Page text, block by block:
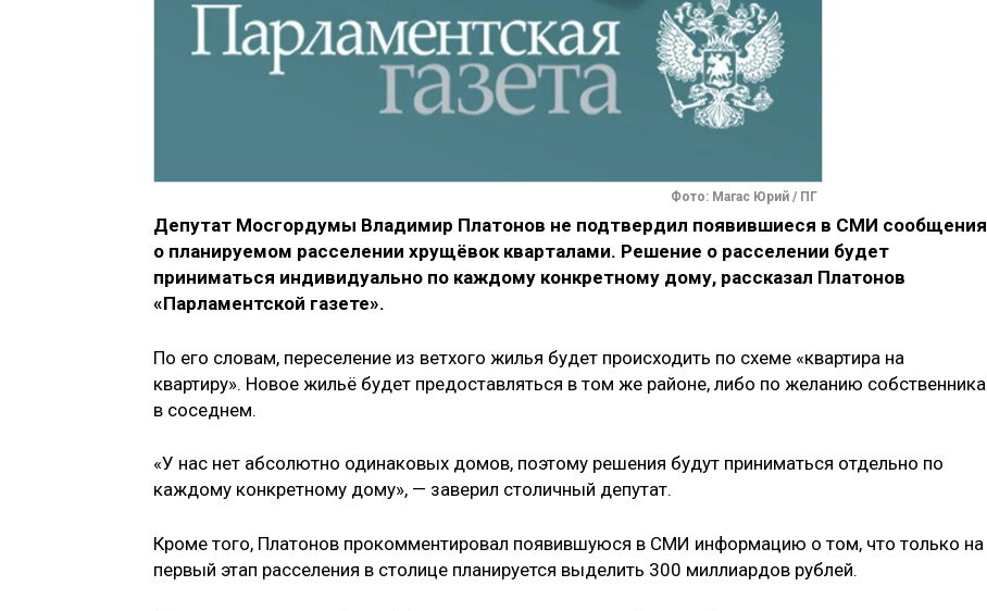
Фото: Магас Юрий / ПГ
Депутат Моcгордумы Владимир Платонов не подтвердил появившиеся в СМИ сообщения
о планируемом расселении хрущёвок кварталами. Решение о расселении будет
приниматься индивидуально по каждому конкретному дому, рассказал Платонов
«Парламентской газете».
По его словам, переселение из ветхого жилья будет происходить по схеме «квартира на
квартиру». Новое жильё будет предоставляться в том же районе, либо по желанию собственника
в соседнем.
«У нас нет абсолютно одинаковых домов, поэтому решения будут приниматься отдельно по
каждому конкретному дому», — заверил столичный депутат.
Кроме того, Платонов прокомментировал появившуюся в СМИ информацию о том, что только на
первый этап расселения в столице планируется выделить 300 миллиардов рублей.